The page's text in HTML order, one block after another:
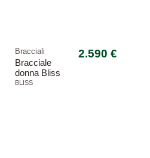
Bracciali
Bracciale
donna Bliss
20104377 oro
BLISS
2.590 €